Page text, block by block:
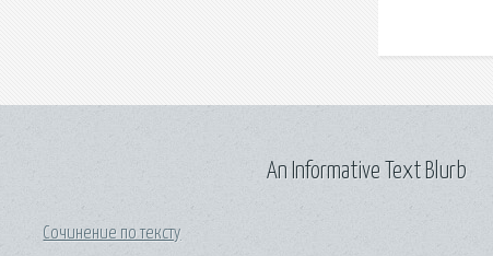
Сочинение по тексту
An Informative Text Blurb